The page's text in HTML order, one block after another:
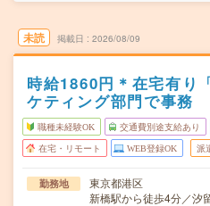
未読 掲載日 2026/08/09
時給1860円＊在宅有り
ケティング部門で事務
職種未経験OK 交通費別途支給あり
在宅・リモート WEB登録OK 派
勤務地
東京都港区
新橋駅から徒歩4分／汐